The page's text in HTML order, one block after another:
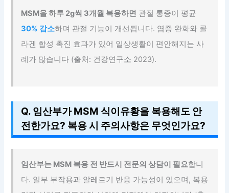
MSM을 하루 2g씩 3개월 복용하면 관절 통증이 평균
30% 감소하며 관절 기능이 개선됩니다. 염증 완화와 콜
라겐 합성 촉진 효과가 있어 일상생활이 편안해지는 사
례가 많습니다 (출처: 건강연구소 2023).
Q. 임산부가 MSM 식이유황을 복용해도 안
전한가요? 복용 시 주의사항은 무엇인가요?
임산부는 MSM 복용 전 반드시 전문의 상담이 필요합니
다. 일부 부작용과 알레르기 반응 가능성이 있으며, 복용